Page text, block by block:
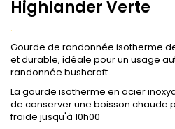
Highlander Verte
.
Gourde de randonnée isotherme
et durable, idéale pour un usage
randonnée bushcraft.
La gourde isotherme en acier
de conserver une boisson chaude
froide jusqu'à 10h00